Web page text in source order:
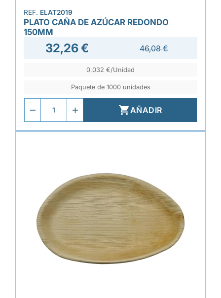
REF. ELAT2019
PLATO CAÑA DE AZÚCAR REDONDO
150MM
32,26 € 46,08 €
0,032 €/Unidad
Paquete de 1000 unidades
AÑADIR